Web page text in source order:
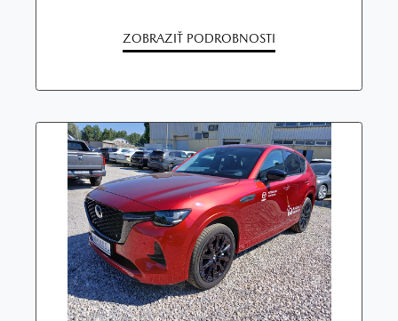
ZOBRAZIŤ PODROBNOSTI